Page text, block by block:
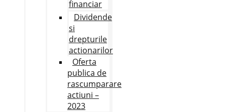
financiar
Dividende
si
drepturile
actionarilor
Oferta
publica de
rascumparare
actiuni –
2023